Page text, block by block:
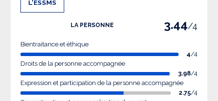
L'ESSMS
LA PERSONNE 3.44/4
Bientraitance et éthique
4/4
Droits de la personne accompagnée
3.98/4
Expression et participation de la personne accompagnée
2.75/4